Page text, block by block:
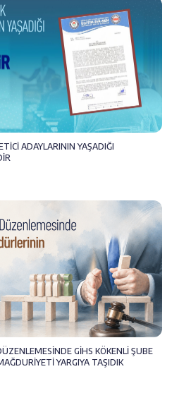
ADAYLARININ YAŞADIĞI
GİHS KÖKENLİ ŞUBE
YARGIYA TAŞIDIK